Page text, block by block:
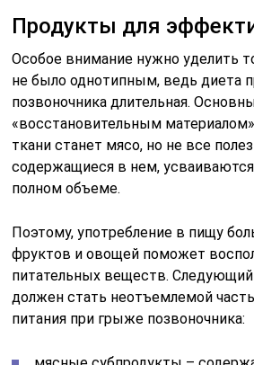
куриные яйца – отличный
употреблять их
желток богат витаминами;
рыба жирных сортов – ее
употреблять в вареном виде,
приготовлением супа.
усваиваемое мясо, а также
витамина D;
бобовые – стручковая фасоль,
Содержат множество
растительного происхождения;
все овощи и фрукты,
цвета – в них в большом